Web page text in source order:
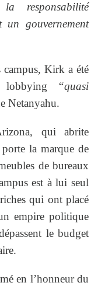
responsabilité
un gouvernement
campus, Kirk a été
lobbying “quasi
Netanyahu.
qui abrite
la marque de
de bureaux
est à lui seul
qui ont placé
empire politique
le budget
en l’honneur du